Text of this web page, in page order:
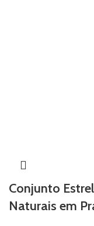
Conjunto
Naturais em